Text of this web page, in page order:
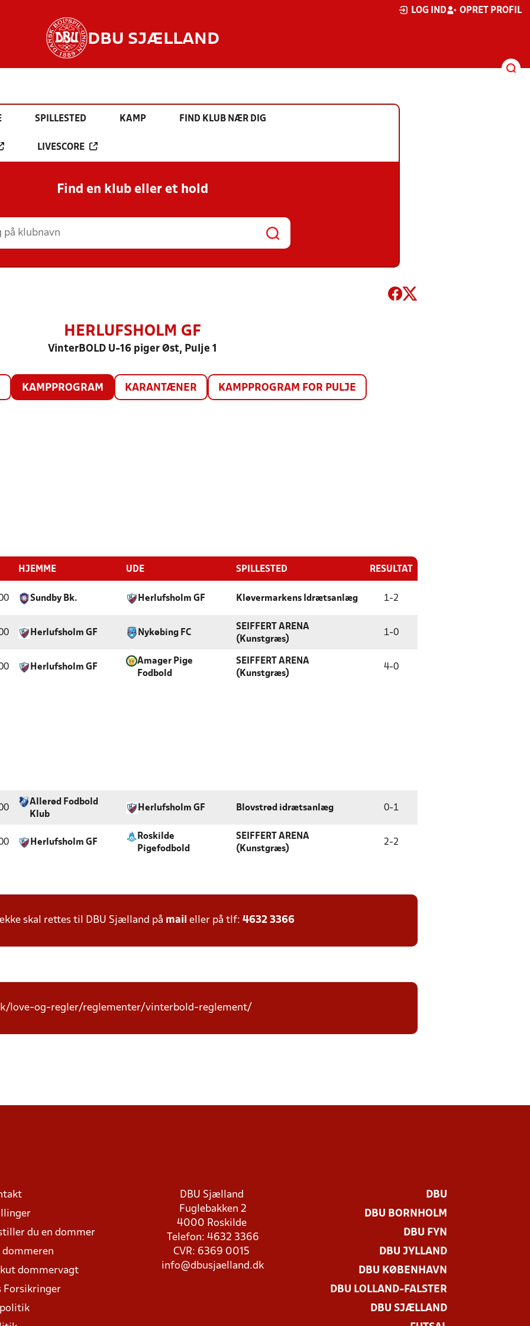
LOG IND OPRET PROFIL
DBU SJÆLLAND
SPILLESTED KAMP FIND KLUB NÆR DIG
LIVESCORE
Find en klub eller et hold
HERLUFSHOLM GF
VinterBOLD U-16 piger Øst, Pulje 1
KAMPPROGRAM KARANTÆNER KAMPPROGRAM FOR PULJE
HJEMME UDE SPILLESTED RESULTAT
Sundby Bk. Herlufsholm GF Kløvermarkens Idrætsanlæg 1-2
Herlufsholm GF Nykøbing FC
SEIFFERT ARENA
(Kunstgræs)
1-0
Herlufsholm GF
Amager Pige
Fodbold
SEIFFERT ARENA
(Kunstgræs)
4-0
Allerød Fodbold
Klub
Herlufsholm GF Blovstrød idrætsanlæg 0-1
Herlufsholm GF
Roskilde
Pigefodbold
SEIFFERT ARENA
(Kunstgræs)
2-2
skal rettes til DBU Sjælland på mail eller på tlf: 4632 3366
love-og-regler/reglementer/vinterbold-reglement/
du en dommer
dommeren
dommervagt
Forsikringer
DBU Sjælland
Fuglebakken 2
4000 Roskilde
Telefon: 4632 3366
CVR: 6369 0015
info@dbusjaelland.dk
DBU
DBU BORNHOLM
DBU FYN
DBU JYLLAND
DBU KØBENHAVN
DBU LOLLAND-FALSTER
DBU SJÆLLAND